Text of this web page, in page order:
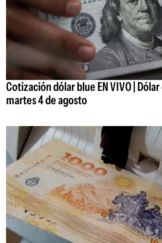
Cotización dólar blue EN VIVO |
martes 4 de agosto